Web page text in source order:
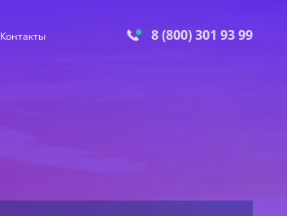
Контакты 8 (800) 301 93 99